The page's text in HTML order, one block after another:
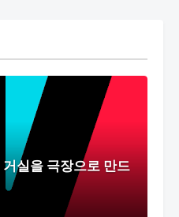
실을 극장으로 만드